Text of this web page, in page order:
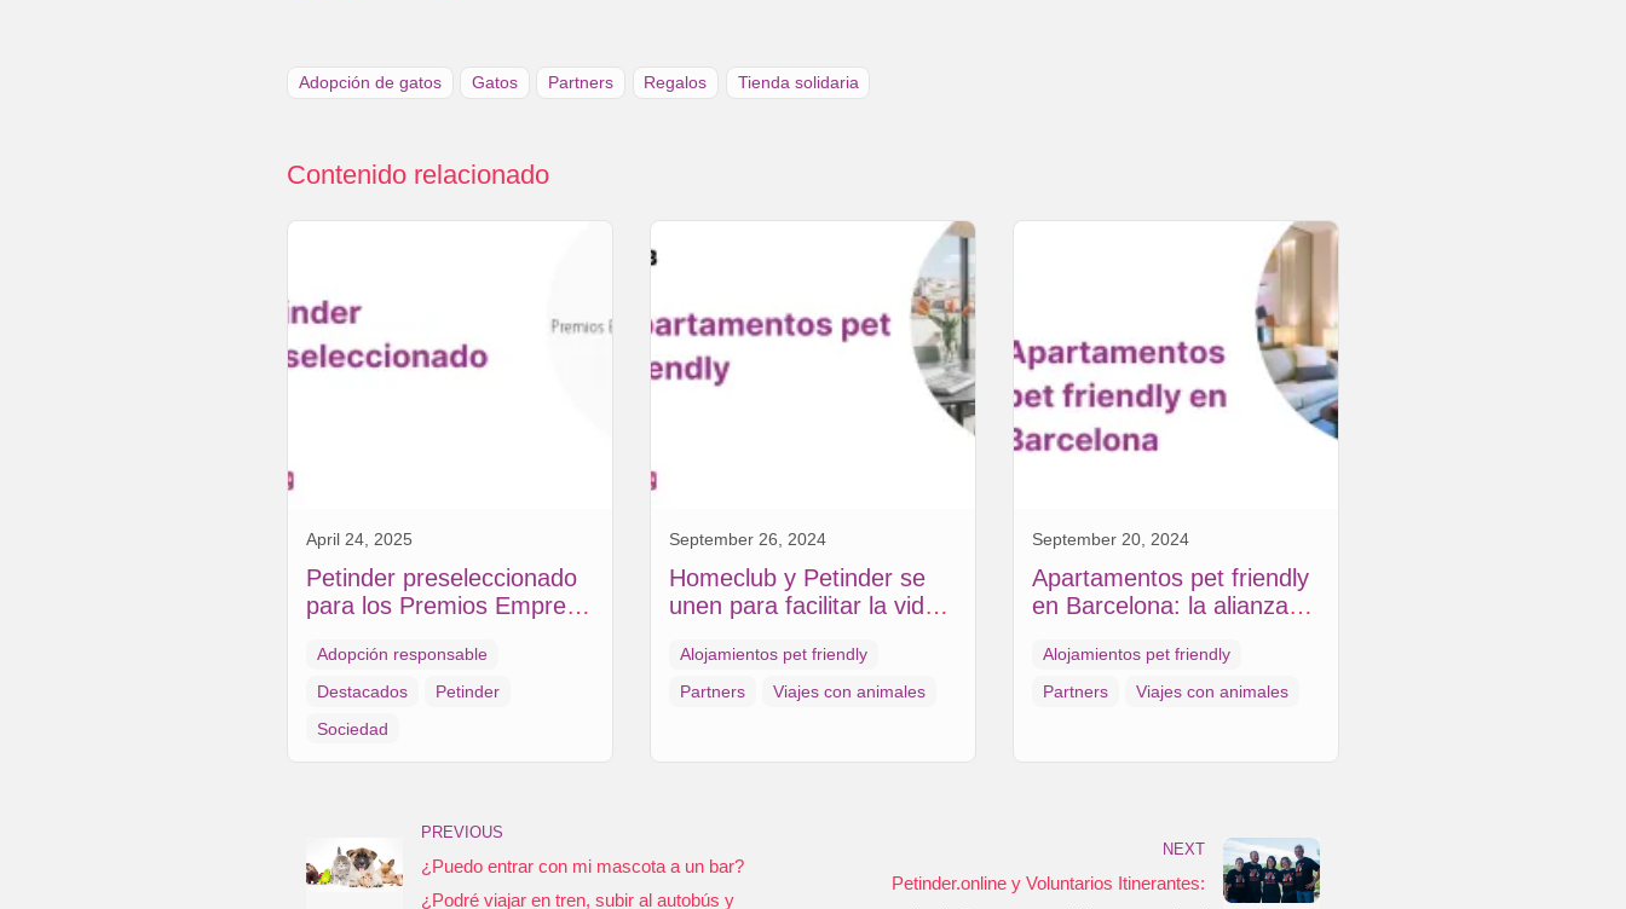
Adopción de gatos Gatos Partners Regalos Tienda solidaria
Contenido relacionado
April 24, 2025
Petinder preseleccionado
para los Premios Empresa
Adopción responsable
Destacados
Petinder
Sociedad
September 26, 2024
Homeclub y Petinder se
unen para facilitar la vida
mascotas
Alojamientos pet friendly
Partners
Viajes con animales
September 20, 2024
Apartamentos pet friendly
en Barcelona: la alianza
Alojamientos pet friendly
Partners
Viajes con animales
PREVIOUS
¿Puedo entrar con mi mascota a un bar?
¿Podré viajar en tren, subir al autobús y
NEXT
Petinder.online y Voluntarios Itinerantes: